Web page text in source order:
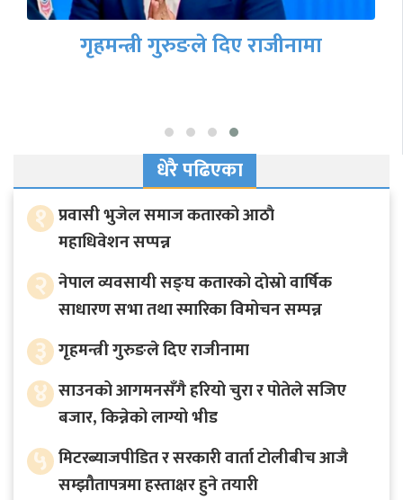
गृहमन्त्री गुरुङले दिए राजीनामा
धेरै पढिएका
१ प्रवासी भुजेल समाज कतारको आठाै
महाधिवेशन सप्पन्न
२ नेपाल व्यवसायी सङ्घ कतारको दोस्रो वार्षिक
साधारण सभा तथा स्मारिका विमोचन सम्पन्न
३ गृहमन्त्री गुरुङले दिए राजीनामा
४ साउनको आगमनसँगै हरियो चुरा र पोतेले सजिए
बजार, किन्नेको लाग्यो भीड
५ मिटरब्याजपीडित र सरकारी वार्ता टोलीबीच आजै
सम्झौतापत्रमा हस्ताक्षर हुने तयारी